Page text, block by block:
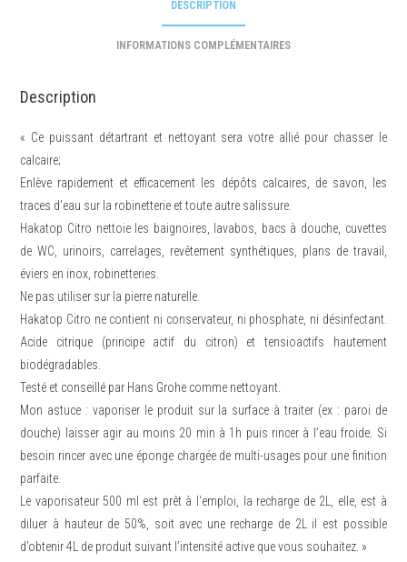
DESCRIPTION
INFORMATIONS COMPLÉMENTAIRES
Description
« Ce puissant détartrant et nettoyant sera votre allié pour chasser le
calcaire;
Enlève rapidement et efficacement les dépôts calcaires, de savon, les
traces d’eau sur la robinetterie et toute autre salissure.
Hakatop Citro nettoie les baignoires, lavabos, bacs à douche, cuvettes
de WC, urinoirs, carrelages, revêtement synthétiques, plans de travail,
éviers en inox, robinetteries.
Ne pas utiliser sur la pierre naturelle.
Hakatop Citro ne contient ni conservateur, ni phosphate, ni désinfectant.
Acide citrique (principe actif du citron) et tensioactifs hautement
biodégradables.
Testé et conseillé par Hans Grohe comme nettoyant.
Mon astuce : vaporiser le produit sur la surface à traiter (ex : paroi de
douche) laisser agir au moins 20 min à 1h puis rincer à l’eau froide. Si
besoin rincer avec une éponge chargée de multi-usages pour une finition
parfaite.
Le vaporisateur 500 ml est prêt à l‘emploi, la recharge de 2L, elle, est à
diluer à hauteur de 50%, soit avec une recharge de 2L il est possible
d’obtenir 4L de produit suivant l’intensité active que vous souhaitez. »